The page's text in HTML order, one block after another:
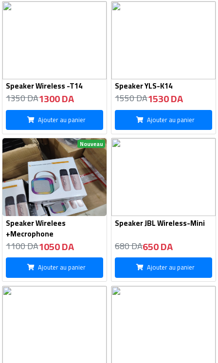
Speaker Wireless -T14
1350 DA1300 DA
Ajouter au panier
Speaker YLS-K14
1550 DA1530 DA
Ajouter au panier
Nouveau
Speaker Wirelees
+Mecrophone
1100 DA1050 DA
Ajouter au panier
Speaker JBL Wireless-Mini
680 DA650 DA
Ajouter au panier